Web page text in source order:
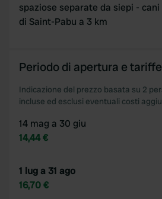
spaziose separate da siepi -
di Saint-Pabu a 3 km
Periodo di apertura e tariffe
Indicazione del prezzo basata su 2
incluse ed esclusi eventuali costi
14 mag a 30 giu
14,44 €
1 lug a 31 ago
16,70 €